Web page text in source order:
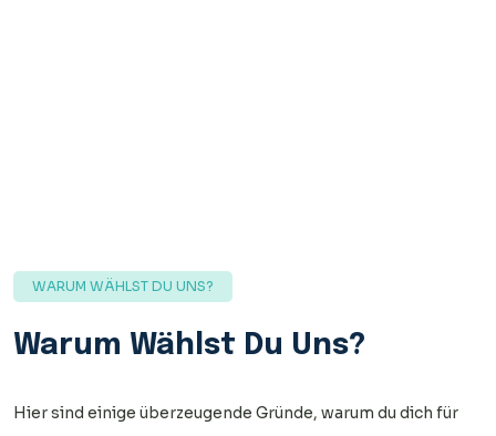
WARUM WÄHLST DU UNS?
Warum Wählst Du Uns?
Hier sind einige überzeugende Gründe, warum du dich für